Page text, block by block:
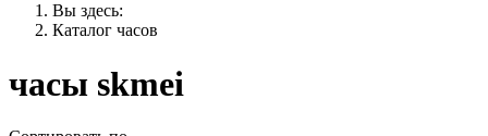
Вы здесь:
Каталог часов
часы skmei